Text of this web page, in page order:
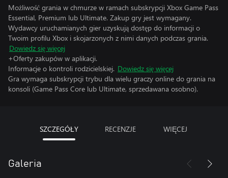
Możliwość grania w chmurze w ramach subskrypcji Xbox Game Pass
Essential, Premium lub Ultimate. Zakup gry jest wymagany.
Wydawcy uruchamianych gier uzyskują dostęp do informacji o
Twoim profilu Xbox i skojarzonych z nimi danych podczas grania.
Dowiedz się więcej
+Oferty zakupów w aplikacji.
Informacje o kontroli rodzicielskiej. Dowiedz się więcej
Gra wymaga subskrypcji trybu dla wielu graczy online do grania na
konsoli (Game Pass Core lub Ultimate, sprzedawana osobno).
SZCZEGÓŁY RECENZJE WIĘCEJ
Galeria